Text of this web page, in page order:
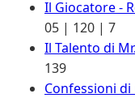
Il Giocatore -
05 | 120 | 7
Il Talento di
139
Confessioni